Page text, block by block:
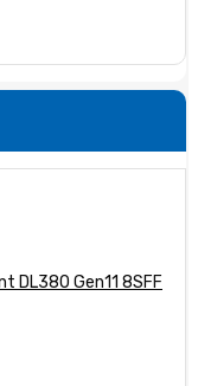
DL380 Gen11 8SFF